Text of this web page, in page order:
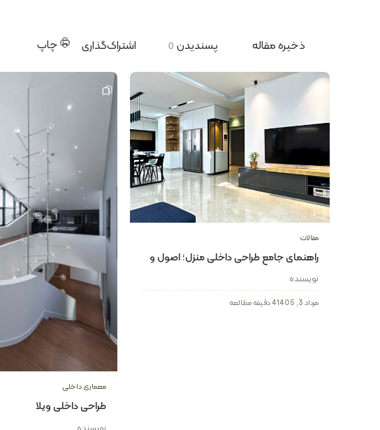
ذخیره مقاله پسندیدن 0 اشتراک‌گذاری چاپ
مقالات
راهنمای جامع طراحی داخلی منزل؛ اصول و
ترندهای سال ۲۰۲۶
نویسنده
مرداد 3, 1405 4 دقیقه مطالعه
معماری داخلی
طراحی داخلی ویلا